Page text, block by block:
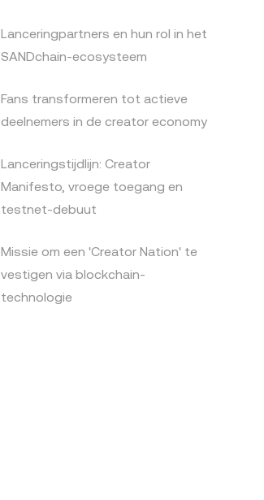
Lanceringpartners en hun rol in het
SANDchain-ecosysteem
Fans transformeren tot actieve
deelnemers in de creator economy
Lanceringstijdlijn: Creator
Manifesto, vroege toegang en
testnet-debuut
Missie om een 'Creator Nation' te
vestigen via blockchain-
technologie